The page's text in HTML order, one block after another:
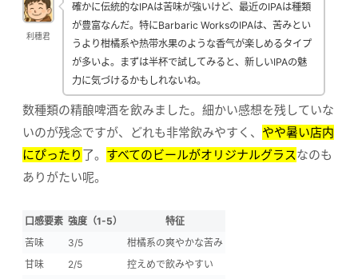
利穗君
確かに伝統的なIPAは苦味が強いけど、最近のIPAは種類
が豊富なんだ。特にBarbaric WorksのIPAは、苦みとい
うより柑橘系や热带水果のような香气が楽しめるタイプ
が多いよ。まずは半杯で試してみると、新しいIPAの魅
力に気づけるかもしれないね。
数種類の精酿啤酒を飲みました。細かい感想を残していな
いのが残念ですが、どれも非常飲みやすく、 やや暑い店内
にぴったり 了。 すべてのビールがオリジナルグラスなのも
ありがたい呢。
口感要素 強度（1-5）
特征
苦味
3/5
柑橘系の爽やかな苦み
甘味
2/5
控えめで飲みやすい